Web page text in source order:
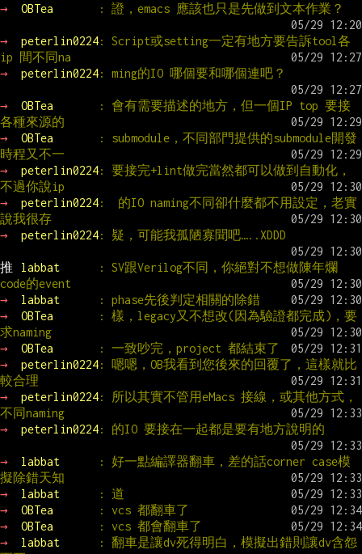
→
OBTea : 證，emacs 應該也只是先做到文本作業？
→ peterlin0224: Script或setting一定有地方要告訴tool各
ip 間不同na
→
peterlin0224: ming的IO 哪個要和哪個連吧？
→ OBTea
: 會有需要描述的地方，但一個IP top 要接
各種來源的
→
OBTea
: submodule，不同部門提供的submodule開發
時程又不一
→
peterlin0224: 要接完+lint做完當然都可以做到自動化，
不過你說ip
→
peterlin0224:  的IO naming不同卻什麼都不用設定，老實
說我很存
→
peterlin0224: 疑，可能我孤陋寡聞吧…..XDDD
推 labbat
: SV跟Verilog不同，你絕對不想做陳年爛
code的event
→
labbat
: phase先後判定相關的除錯
→
OBTea
: 樣，legacy又不想改(因為驗證都完成)，要
求naming
→
OBTea
: 一致吵完，project 都結束了
→
peterlin0224: 嗯嗯，OB我看到您後來的回覆了，這樣就比
較合理
→
peterlin0224: 所以其實不管用eMacs 接線，或其他方式，
不同naming
→
peterlin0224: 的IO 要接在一起都是要有地方說明的
→ labbat
: 好一點編譯器翻車，差的話corner case模
擬除錯天知
→
labbat
: 道
→
OBTea
: vcs 都翻車了
→
OBTea
: vcs 都會翻車了
→
labbat
: 翻車是讓dv死得明白，模擬出錯則讓dv含怨